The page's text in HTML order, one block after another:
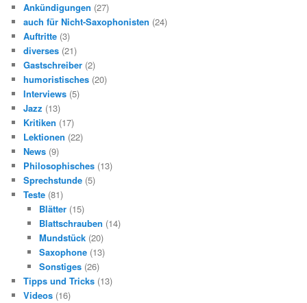
n
Ankündigungen (27)
auch für Nicht-Saxophonisten (24)
Auftritte (3)
diverses (21)
Gastschreiber (2)
humoristisches (20)
Interviews (5)
Jazz (13)
Kritiken (17)
Lektionen (22)
News (9)
Philosophisches (13)
Sprechstunde (5)
Teste (81)
Blätter(15)
Blattschrauben (14)
Mundstück(20)
Saxophone(13)
Sonstiges(26)
Tipps und Tricks (13)
Videos (16)